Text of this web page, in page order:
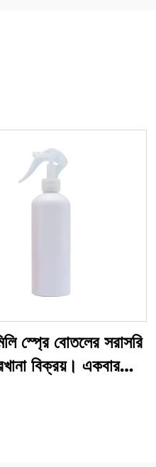
স্প্রে বোতলের সরাসরি
বিক্রয়। একবার